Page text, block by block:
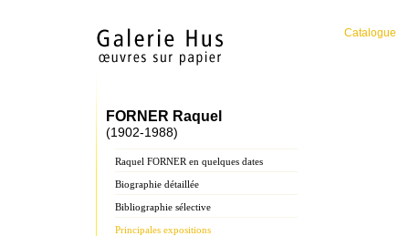
Catalogue
FORNER Raquel
(1902-1988)
Raquel FORNER en quelques dates
Biographie détaillée
Bibliographie sélective
Principales expositions